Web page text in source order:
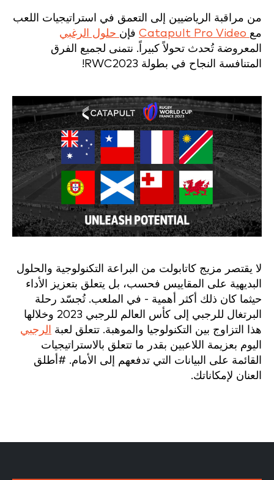
من مراقبة الرياضيين إلى التعمق في استراتيجيات اللعب
مع
فإن حلول الرغبي
المعروضة تُحدث تحولاً كبيراً. نتمنى لجميع الفرق
المتنافسة النجاح في بطولة RWC2023!
لا يقتصر مزيج كاتابولت من البراعة التكنولوجية والحلول
البديهية على المقاييس فحسب، بل يتعلق بتعزيز الأداء
حيثما كان ذلك أكثر أهمية - في الملعب. تُجسّد رحلة
البرتغال للرجبي إلى كأس العالم للرجبي 2023 وخلالها
هذا التزاوج بين التكنولوجيا والموهبة. تتعلق لعبة
الرجبي
اليوم بعزيمة اللاعبين بقدر ما تتعلق بالاستراتيجيات
القائمة على البيانات التي تدفعهم إلى الأمام. #أطلق
العنان لإمكاناتك.